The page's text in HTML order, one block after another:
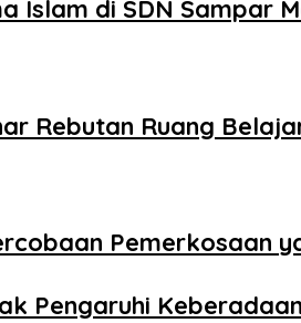
Islam di SDN Sampar
Rebutan Ruang
Pemerkosaan
Pengaruhi